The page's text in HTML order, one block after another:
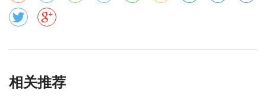
相关推荐